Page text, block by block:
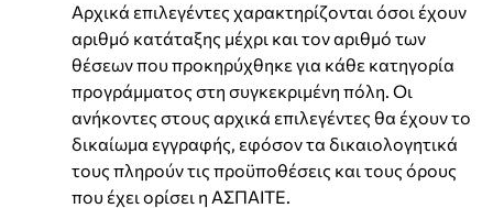
Αρχικά επιλεγέντες χαρακτηρίζονται όσοι έχουν
αριθμό κατάταξης μέχρι και τον αριθμό των
θέσεων που προκηρύχθηκε για κάθε κατηγορία
προγράμματος στη συγκεκριμένη πόλη. Οι
ανήκοντες στους αρχικά επιλεγέντες θα έχουν το
δικαίωμα εγγραφής, εφόσον τα δικαιολογητικά
τους πληρούν τις προϋποθέσεις και τους όρους
που έχει ορίσει η ΑΣΠΑΙΤΕ.